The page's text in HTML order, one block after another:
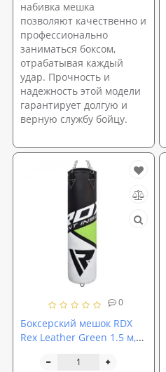
набивка мешка
позволяют качественно и
профессионально
заниматься боксом,
отрабатывая каждый
удар. Прочность и
надежность этой модели
гарантирует долгую и
верную службу бойцу.
0
Боксерский мешок RDX
Rex Leather Green 1.5 м,